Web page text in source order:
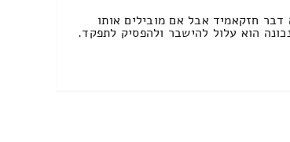
חזקאמיד אבל אם מובילים אותו
הוא עלול להישבר ולהפסיק לתפקד.